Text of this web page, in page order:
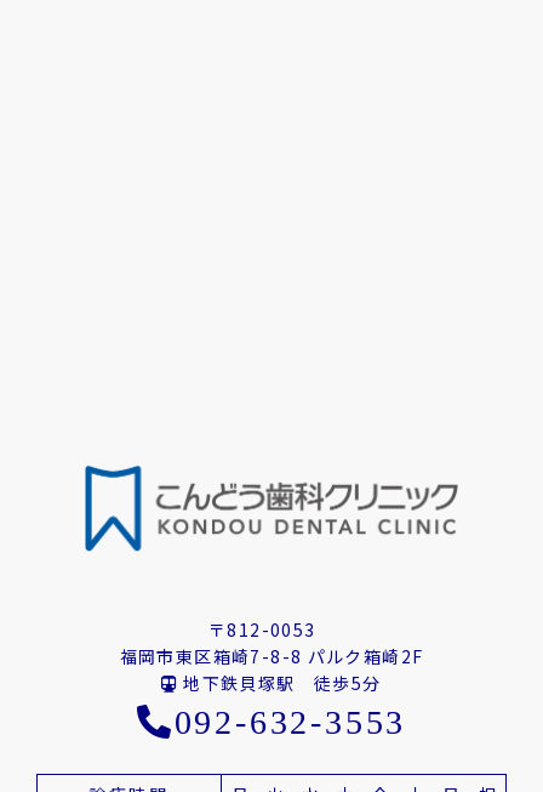
〒812-0053
福岡市東区箱崎7-8-8 パルク箱崎2F
地下鉄貝塚駅 徒歩5分
092-632-3553